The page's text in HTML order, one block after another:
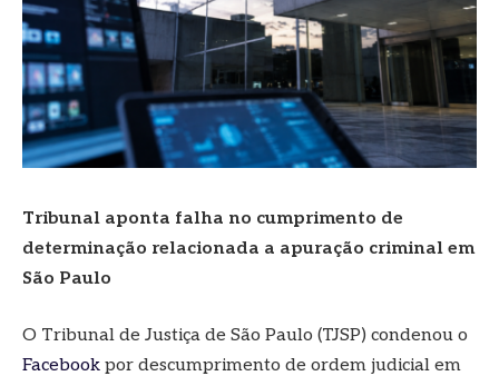
Tribunal aponta falha no cumprimento de
determinação relacionada a apuração criminal em
São Paulo
O Tribunal de Justiça de São Paulo (TJSP) condenou o
Facebook por descumprimento de ordem judicial em